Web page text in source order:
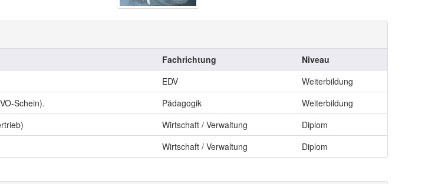
Fachrichtung
Niveau
EDV
Weiterbildung
Schein). Pädagogik
Weiterbildung
Wirtschaft / Verwaltung
Diplom
Wirtschaft / Verwaltung Diplom